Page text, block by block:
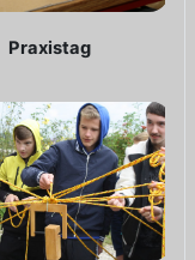
Praxistag